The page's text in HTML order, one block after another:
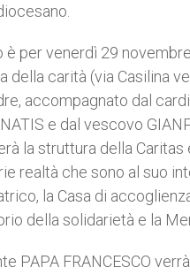
è per venerdì 29
della carità (via Casilina
accompagnato dal
e dal vescovo
la struttura della Caritas
realtà che sono al suo
la Casa di
della solidarietà e la
PAPA FRANCESCO